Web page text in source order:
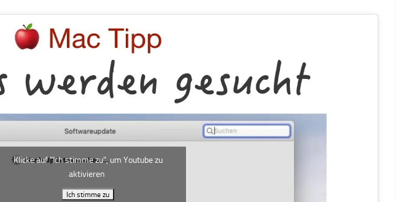
Klicke auf "Ich stimme zu", um Youtube zu
aktivieren
Ich stimme zu